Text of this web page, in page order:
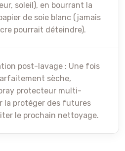
soleil), en bourrant la
de soie blanc (jamais
pourrait déteindre).
post-lavage : Une fois
sèche,
protecteur multi-
la protéger des futures
le prochain nettoyage.